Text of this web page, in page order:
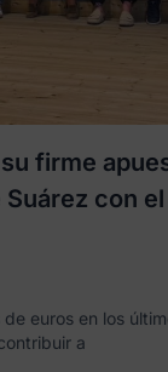
firme
con
euros en los
a